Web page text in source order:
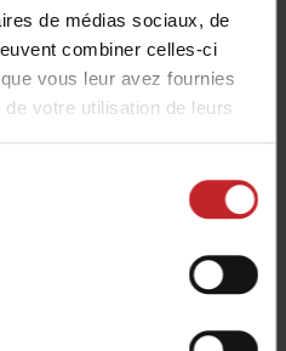
de médias sociaux, de
combiner celles-ci
vous leur avez fournies
votre utilisation de leurs
tutoriels QuickStart
Väderstad FH2200.